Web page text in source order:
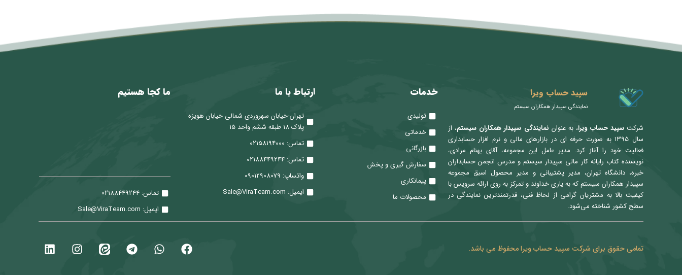
متن سربرگ خود را وارد کنید
سپید حساب ویرا
نمایندگی سپیدار همکاران سیستم
شرکتسپید حساب ویرا، به عنوان نمایندگی سپیدار همکاران سیستم، از
سال ۱۳۹۵ به صورت حرفه ای در بازارهای مالی و نرم افزار حسابداری
فعالیت خود را آغاز کرد. مدیر عامل این مجموعه، آقای بهنام مرادی،
نویسنده کتاب رایانه کار مالی سپیدار سیستم و مدرس انجمن حسابداران
خبره، دانشگاه تهران، مدیر پشتیبانی و مدیر محصول اسبق مجموعه
سپیدار همکاران سیستم که به یاری خداوند و تمرکز به روی ارائه سرویس با
کیفیت بالا به مشتریان گرامی از لحاظ فنی، قدرتمندترین نمایندگی در
سطح کشور شناخته می‌شود.
خدمات
تولیدی
خدماتی
بازرگانی
سفارش گیری و پخش
پیمانکاری
محصولات ما
ارتباط با ما
تهران-خیابان سهروردی شمالی خیابان هویزه
پلاک 18 طبقه ششم واحد 15
تماس: 02158194000
تماس: 02188449244
واتساپ: 09012908079
ایمیل: Sale@ViraTeam.com
ما کجا هستیم
تماس: 02188449244
ایمیل: Sale@ViraTeam.com
تمامی حقوق برای شرکت سپید حساب ویرا محفوظ می باشد.